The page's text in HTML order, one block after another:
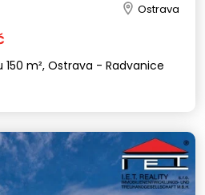
Ostrava
m², Ostrava - Radvanice